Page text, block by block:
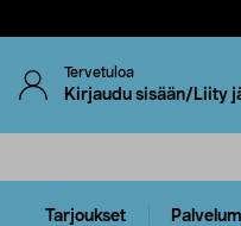
Tervetuloa
Kirjaudu sisään/Liity
Tarjoukset